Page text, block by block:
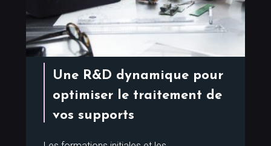
Une R&D dynamique pour
optimiser le traitement de
vos supports